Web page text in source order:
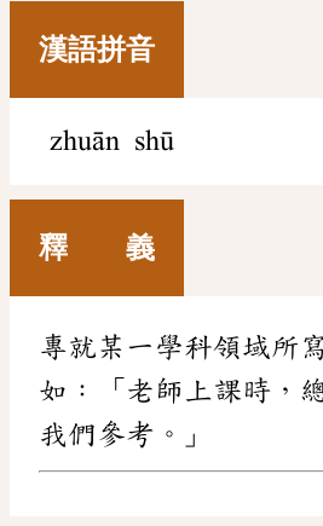
漢語拼音
zhuān shū
釋 義
專就某一學科領域所
如：「老師上課時，
我們參考。」